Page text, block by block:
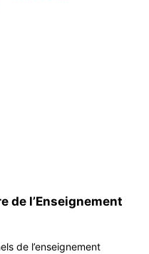
de l’Enseignement
de l’enseignement